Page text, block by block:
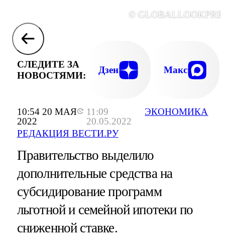
10:54 20 МАЯ
2022
11:09
20.05.2022
РЕДАКЦИЯ ВЕСТИ.РУ
ЭКОНОМИКА
©
СЛЕДИТЕ ЗА
НОВОСТЯМИ:
Дзен Макс
Правительство выделило
дополнительные средства на
субсидирование программ
льготной и семейной ипотеки по
сниженной ставке.